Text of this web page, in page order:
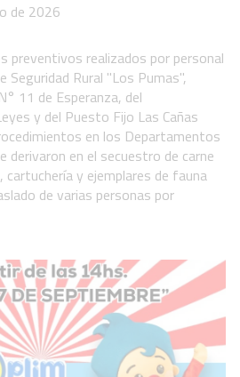
de 2026
preventivos realizados por personal
Seguridad Rural "Los Pumas",
11 de Esperanza, del
y del Puesto Fijo Las Cañas
en los Departamentos
derivaron en el secuestro de carne
y ejemplares de fauna
de varias personas por